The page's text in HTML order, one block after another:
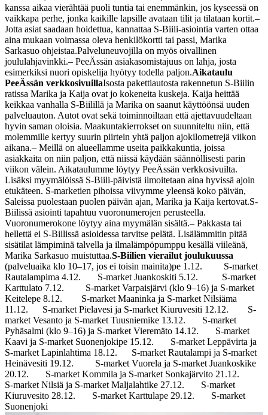
kanssa aikaa vierähtää puoli tuntia tai enemmänkin, jos kyseessä on
vaikkapa perhe, jonka kaikille lapsille avataan tilit ja tilataan kortit.–
Jotta asiat saadaan hoidettua, kannattaa S-Biili-asiointia varten ottaa
aina mukaan voimassa oleva henkilökortti tai passi, Marika
Sarkasuo ohjeistaa.Palveluneuvojilla on myös oivallinen
joululahjavinkki.– PeeÄssän asiakasomistajuus on lahja, josta
esimerkiksi nuori opiskelija hyötyy todella paljon.Aikataulu
PeeÄssän verkkosivuillaIsosta pakettiautosta rakennetun S-Biilin
ratissa Marika ja Kaija ovat jo kokeneita kuskeja. Kaija heittää
keikkaa vanhalla S-Biilillä ja Marika on saanut käyttöönsä uuden
palveluauton. Autot ovat sekä toiminnoiltaan että ajettavuudeltaan
hyvin saman oloisia. Maakuntakierrokset on suunniteltu niin, että
molemmille kertyy suurin piirtein yhtä paljon ajokilometrejä viikon
aikana.– Meillä on alueellamme useita paikkakuntia, joissa
asiakkaita on niin paljon, että niissä käydään säännöllisesti parin
viikon välein. Aikataulumme löytyy PeeÄssän verkkosivuilta.
Lisäksi myymälöissä S-Biili-päivistä ilmoitetaan aina hyvissä ajoin
etukäteen. S-marketien pihoissa viivymme yleensä koko päivän,
Saleissa puolestaan puolen päivän ajan, Marika ja Kaija kertovat.S-
Biilissä asiointi tapahtuu vuoronumerojen perusteella.
Vuoronumerokone löytyy aina myymälän sisältä.– Pakkasta tai
hellettä ei S-Biilissä asioidessa tarvitse pelätä. Lisälämmitin pitää
sisätilat lämpiminä talvella ja ilmalämpöpumppu kesällä viileänä,
Marika Sarkasuo muistuttaa.S-Biilien vierailut joulukuussa
(palveluaika klo 10–17, jos ei toisin mainita)pe 1.12. S-market
Rautalampima 4.12. S-market Juankoskiti 5.12. S-market
Karttulato 7.12. S-market Varpaisjärvi (klo 9–16) ja S-market
Keitelepe 8.12. S-market Maaninka ja S-market Nilsiäma
11.12. S-market Pielavesi ja S-market Kiuruvesiti 12.12. S-
market Vesanto ja S-market Tuusniemike 13.12. S-market
Pyhäsalmi (klo 9–16) ja S-market Vieremäto 14.12. S-market
Kaavi ja S-market Suonenjokipe 15.12. S-market Leppävirta ja
S-market Lapinlahtima 18.12. S-market Rautalampi ja S-market
Heinävesiti 19.12. S-market Vuorela ja S-market Juankoskike
20.12. S-market Kommila ja S-market Sonkajärvito 21.12.
S-market Nilsiä ja S-market Maljalahtike 27.12. S-market
Kiuruvesito 28.12. S-market Karttulape 29.12. S-market
Suonenjoki